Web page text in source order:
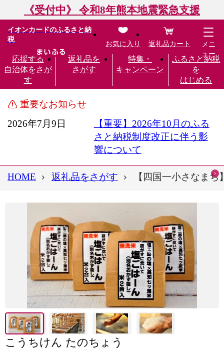
《受付中》 令和8年熊本地震緊急支援
イオンカードのふるさと納
税
応援する
自治体をさが
す
返礼品を
さがす
特集・
キャンペーン
ふるさと納税
を
はじめる
お気に入り 返礼品カート
メニ
ュー
重要なお知らせ
2026年7月9日
【重要】2026年10月のふる
さと納税制度改正に伴う影
響について
HOME 返礼品をさがす 【四国一小さなま
こうちけん たのちょう